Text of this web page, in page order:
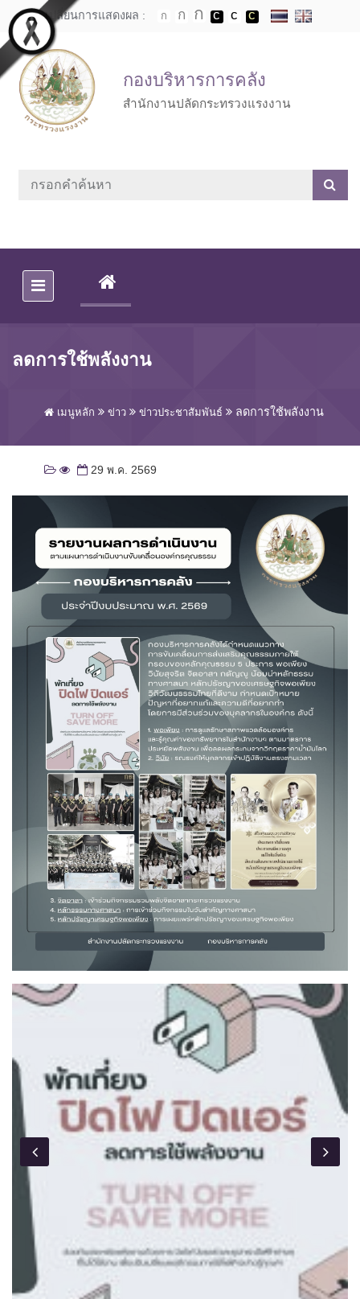
Skip to main content
เปลี่ยนการแสดงผล :
กองบริหารการคลัง
สำนักงานปลัดกระทรวงแรงงาน
(CURRENT)
ลดการใช้พลังงาน
เมนูหลัก ข่าว ข่าวประชาสัมพันธ์ ลดการใช้พลังงาน
29 พ.ค. 2569